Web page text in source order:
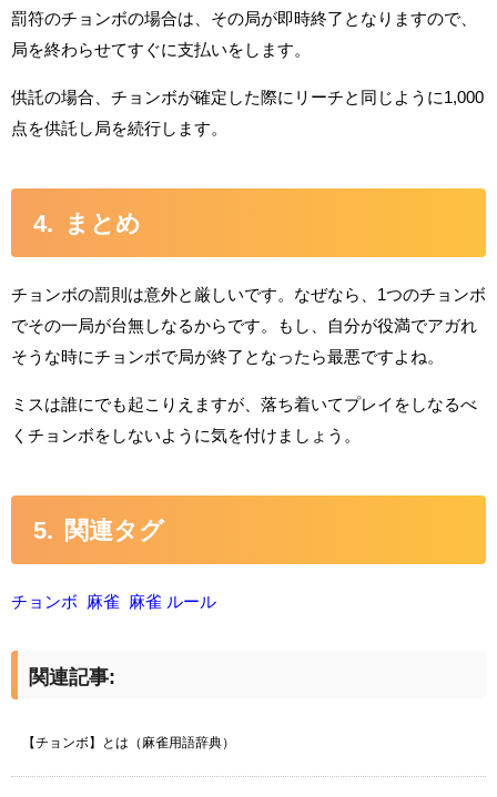
罰符のチョンボの場合は、その局が即時終了となりますので、
局を終わらせてすぐに支払いをします。
供託の場合、チョンボが確定した際にリーチと同じように1,000
点を供託し局を続行します。
まとめ
チョンボの罰則は意外と厳しいです。なぜなら、1つのチョンボ
でその一局が台無しなるからです。もし、自分が役満でアガれ
そうな時にチョンボで局が終了となったら最悪ですよね。
ミスは誰にでも起こりえますが、落ち着いてプレイをしなるべ
くチョンボをしないように気を付けましょう。
関連タグ
チョンボ 麻雀 麻雀 ルール
関連記事:
【チョンボ】とは（麻雀用語辞典）